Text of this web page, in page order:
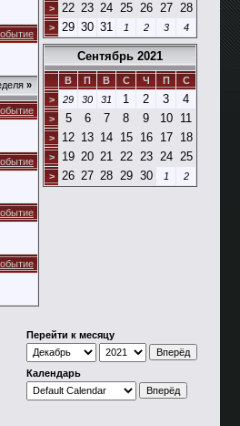
»
> 22 23 24 25 26 27 28
> 29 30 31 1 2 3 4
Сентябрь 2021
В П В С Ч П
С
>
29 30 31 1 2 3 4
> 5 6 7 8 9 10 11
> 12 13 14 15 16 17 18
> 19 20 21 22 23 24 25
> 26 27 28 29 30 1 2
Перейти к месяцу
Календарь